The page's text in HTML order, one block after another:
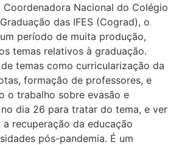
Coordenadora Nacional do Colégio
das IFES (Cograd), o
período de muita produção,
temas relativos à graduação.
temas como curricularização da
formação de professores, e
o trabalho sobre evasão e
dia 26 para tratar do tema, e ver
recuperação da educação
pós-pandemia. É um